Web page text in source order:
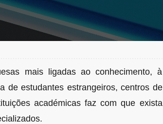
mais ligadas ao conhecimento, à
de estudantes estrangeiros, centros de
académicas faz com que exista